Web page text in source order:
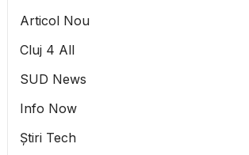
Articol Nou
Cluj 4 All
SUD News
Info Now
Știri Tech